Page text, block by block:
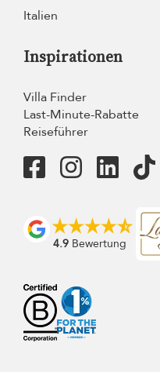
Italien
Inspirationen
Villa Finder
Last-Minute-Rabatte
Reiseführer
4.9 Bewertung